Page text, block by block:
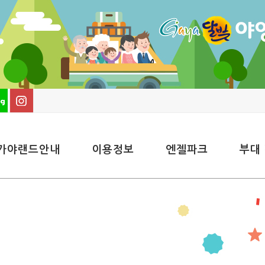
야랜드안내 이용정보 엔젤파크 부대